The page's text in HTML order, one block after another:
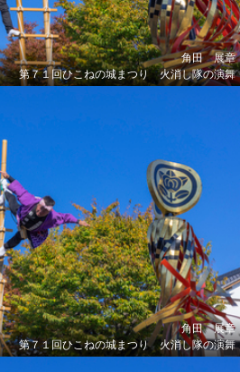
角田 展章
第７１回ひこねの城まつり 火消し隊の演舞
角田 展章
第７１回ひこねの城まつり 火消し隊の演舞